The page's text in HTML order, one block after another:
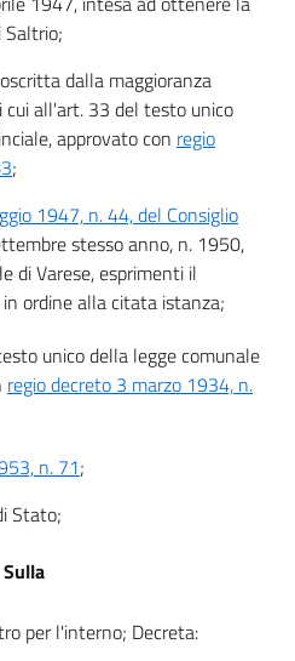
dalla maggioranza
all'art. 33 del testo unico
approvato con regio
;
1947, n. 44, del Consiglio
stesso anno, n. 1950,
di Varese, esprimenti il
ordine alla citata istanza;
unico della legge comunale
regio decreto 3 marzo 1934, n.
n. 71;
Stato;
Sulla
per l'interno; Decreta: